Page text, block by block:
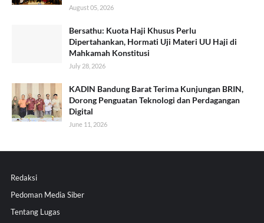
August 05, 2026
Bersathu: Kuota Haji Khusus Perlu
Dipertahankan, Hormati Uji Materi UU Haji di
Mahkamah Konstitusi
July 28, 2026
KADIN Bandung Barat Terima Kunjungan BRIN,
Dorong Penguatan Teknologi dan Perdagangan
Digital
June 11, 2026
Redaksi
Pedoman Media Siber
Tentang Lugas